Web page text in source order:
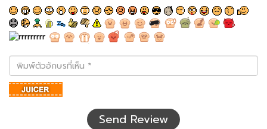
พิมพ์
ตัว
อักษร
ที่
Send Review